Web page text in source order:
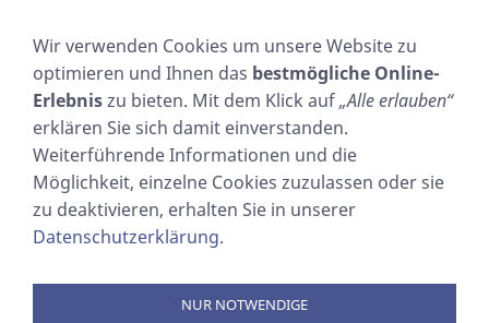
1 2 3 4 5
WIE SOLLEN WIR DIE WAREN VERSENDEN?
DHL Standardversand
Versandkostenpauschale pro Lieferung
Ihre Ware in der Regel innerhalb von 3 Werktagen.
liefern wir versandkostenfrei.
Wir verwenden Cookies um unsere Website zu
optimieren und Ihnen das bestmögliche Online-
Erlebniszu bieten. Mit dem Klick auf„Alle erlauben“
erklären Sie sich damit einverstanden.
Weiterführende Informationen und die
Möglichkeit, einzelne Cookies zuzulassen oder sie
zu deaktivieren, erhalten Sie in unserer
Datenschutzerklärung.
NUR NOTWENDIGE